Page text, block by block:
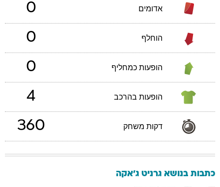
אדומים 0
הוחלף 0
הופעות כמחליף 0
הופעות בהרכב 4
דקות משחק 360
כתבות בנושא גרניט ג'אקה